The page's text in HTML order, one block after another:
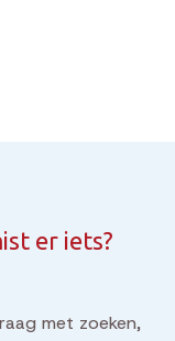
er iets?
met zoeken,